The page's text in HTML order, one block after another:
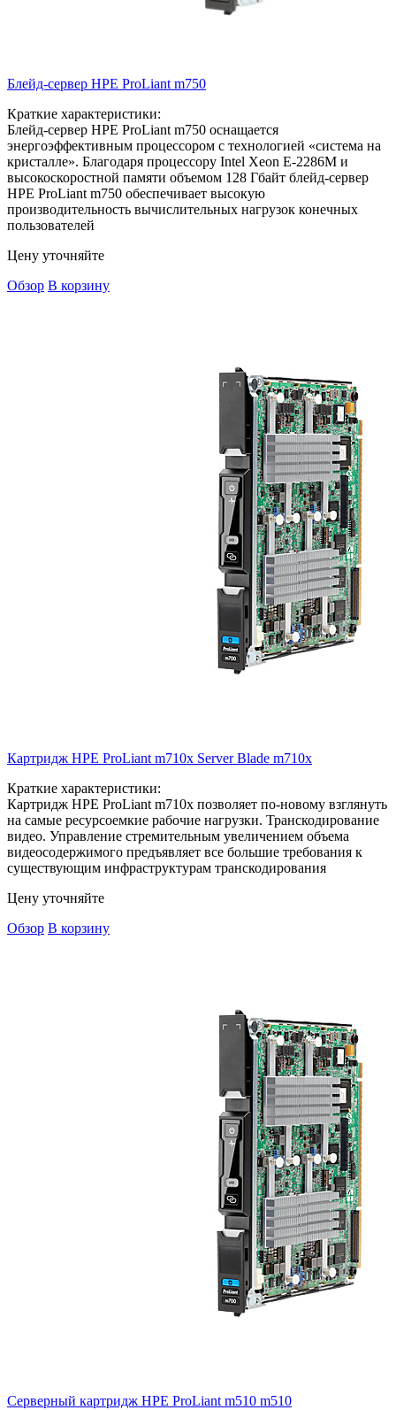
Блейд-сервер HPE ProLiantm750
Краткие характеристики:
Блейд-сервер HPE ProLiant m750 оснащается
энергоэффективным процессором с технологией «система на
кристалле». Благодаря процессору Intel Xeon E-2286M и
высокоскоростной памяти объемом 128 Гбайт блейд-сервер
HPE ProLiant m750 обеспечивает высокую
производительность вычислительных нагрузок конечных
пользователей
Цену уточняйте
Обзор В корзину
Картридж HPE ProLiant m710x Server Blade m710x
Краткие характеристики:
Картридж HPE ProLiant m710x позволяет по-новому взглянуть
на самые ресурсоемкие рабочие нагрузки. Транскодирование
видео. Управление стремительным увеличением объема
видеосодержимого предъявляет все большие требования к
существующим инфраструктурам транскодирования
Цену уточняйте
Обзор В корзину
Серверный картридж HPE ProLiant m510 m510